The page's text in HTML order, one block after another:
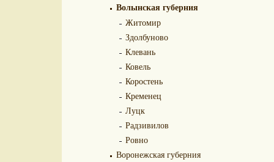
Волынская губерния
Житомир
Здолбуново
Клевань
Ковель
Коростень
Кременец
Луцк
Радзивилов
Ровно
Воронежская губерния